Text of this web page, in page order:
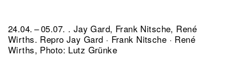
24.04. – 05.07. . Jay Gard, Frank Nitsche, René
Wirths. Repro Jay Gard · Frank Nitsche · René
Wirths, Photo: Lutz Grünke